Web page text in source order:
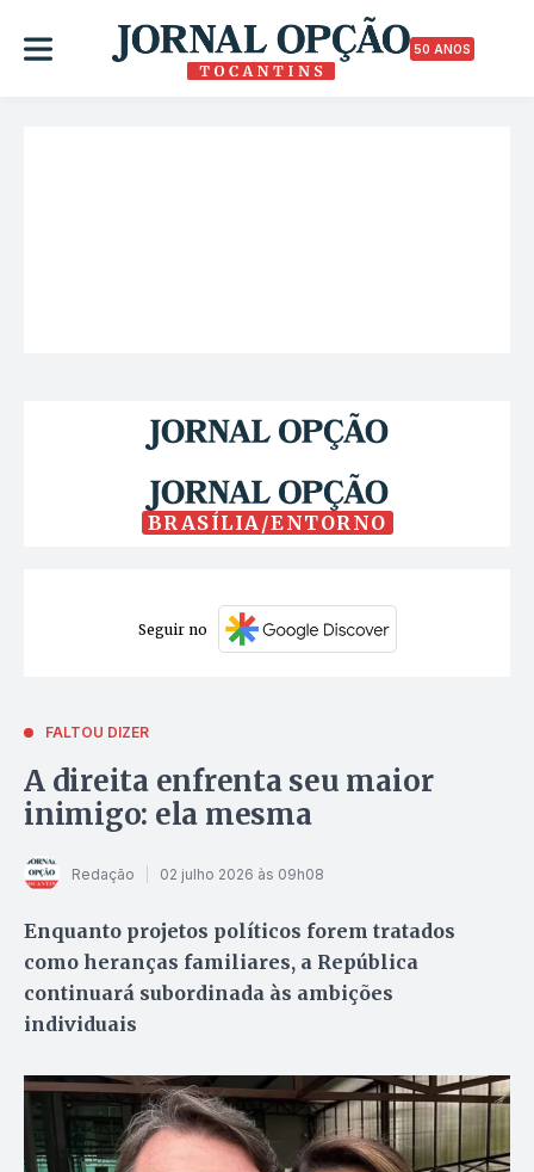
50 ANOS
BRASÍLIA/ENTORNO
Seguir no
FALTOU DIZER
A direita enfrenta seu maior
inimigo: ela mesma
Redação 02 julho 2026 às 09h08
Enquanto projetos políticos forem tratados
como heranças familiares, a República
continuará subordinada às ambições
individuais